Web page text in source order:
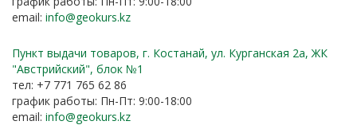
email: info@geokurs.kz
Пункт выдачи товаров, г. Костанай, ул. Курганская 2а, ЖК
"Австрийский", блок №1
тел: +7 771 765 62 86
график работы: Пн-Пт: 9:00-18:00
email: info@geokurs.kz